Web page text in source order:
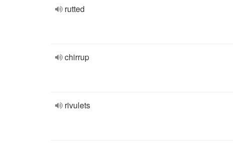
rutted
chirrup
rivulets